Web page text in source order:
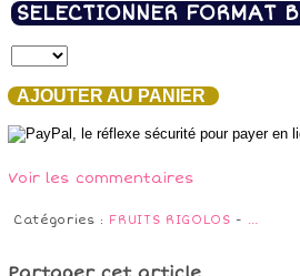
SELECTIONNER FORMAT
AJOUTER AU PANIER
Voir les commentaires
Catégories : FRUITS RIGOLOS - …